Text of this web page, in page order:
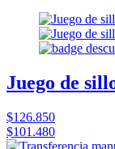
Juego de
$126.850
$101.480